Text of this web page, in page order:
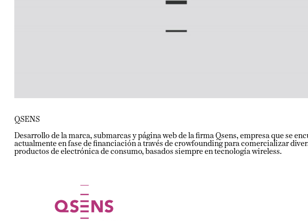
QSENS
Desarrollo de la marca, submarcas y página web de la firma Qsens, empresa que se
actualmente en fase de financiación a través de crowfounding para comercializar diversos
productos de electrónica de consumo, basados siempre en tecnología wireless.